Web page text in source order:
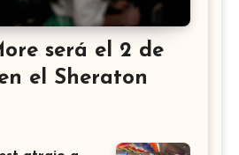
será el 2 de
el Sheraton